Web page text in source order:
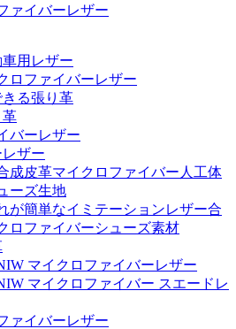
ァイバーレザー
用レザー
ロファイバーレザー
る張り革
革
バーレザー
ザー
成皮革マイクロファイバー人工体
ーズ生地
が簡単なイミテーションレザー合
ロファイバーシューズ素材
マイクロファイバーレザー
マイクロファイバー スエードレ
ァイバーレザー